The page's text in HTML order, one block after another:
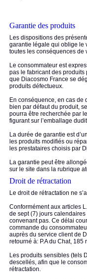
Garantie des produits
Les dispositions des
garantie légale qui oblige le
toutes les conséquences de
Le consommateur est
pas le fabricant des produits
que Diacosmo France se
produits défectueux.
En conséquence, en cas de
bien par défaut du produit,
pourra être recherchée par
figurant sur l’emballage
La durée de garantie est
les produits modifiés ou
les prestataires choisis par
La garantie peut être
sur le site dans la rubrique
Droit de rétractation
Le droit de rétractation ne
Conformément aux articles
de sept (7) jours
convenant pas. Ce délai
commande du
auprès du service client de
retourné à: P.A du Chat,
Les produits sensibles (tels
descellés, afin que le
rétractation.